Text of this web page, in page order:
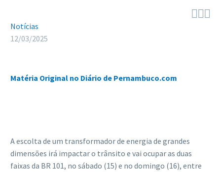

Notícias
12/03/2025
Matéria Original no Diário de Pernambuco.com
A escolta de um transformador de energia de grandes
dimensões irá impactar o trânsito e vai ocupar as duas
faixas da BR 101, no sábado (15) e no domingo (16), entre